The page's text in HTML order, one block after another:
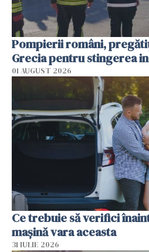
Pompierii români,
Grecia pentru stingerea
01 AUGUST 2026
Ce trebuie să verifici
mașină vara aceasta
31 IULIE 2026